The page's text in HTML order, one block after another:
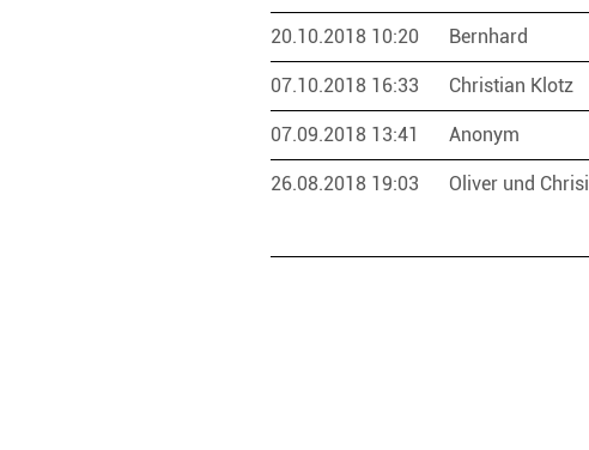
20.10.2018 10:20 Bernhard
07.10.2018 16:33 Christian Klotz
07.09.2018 13:41 Anonym
26.08.2018 19:03 Oliver und Chrisi